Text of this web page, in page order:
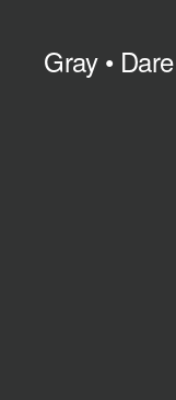
Gray •